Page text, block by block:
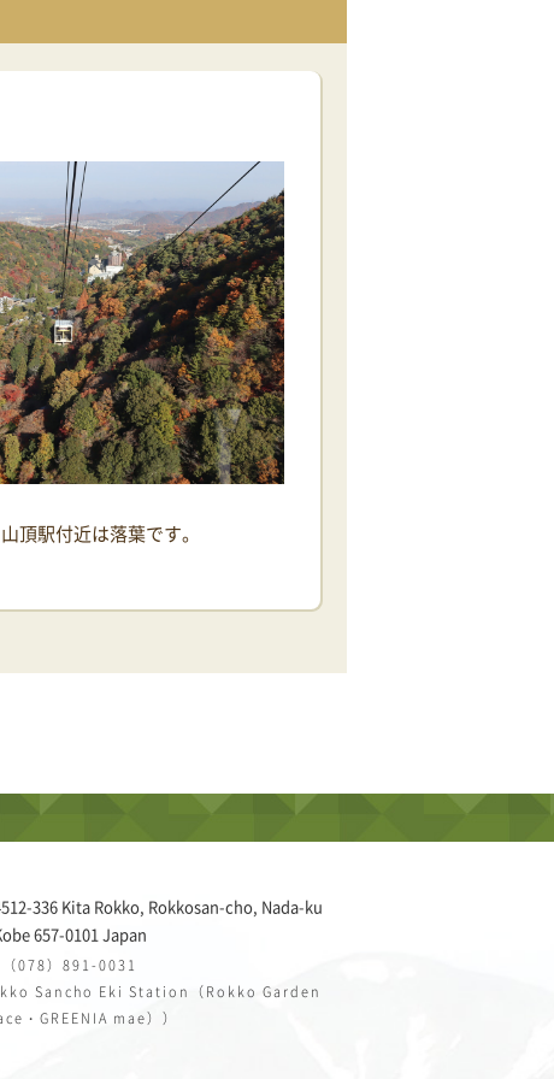
頂駅付近は落葉です。
336 Kita Rokko, Rokkosan-cho, Nada-ku
657-0101 Japan
078）891-0031
Sancho Eki Station（Rokko Garden
・GREENIA mae））